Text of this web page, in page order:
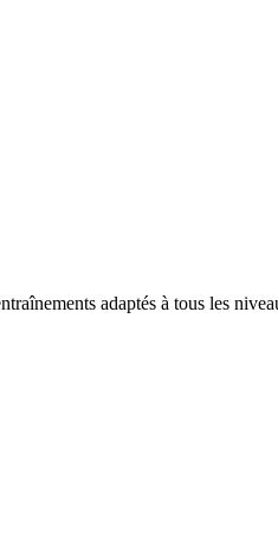
adaptés à tous les